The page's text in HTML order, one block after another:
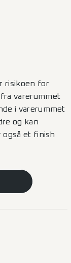
risikoen for
varerummet
i varerummet
og kan
også et finish